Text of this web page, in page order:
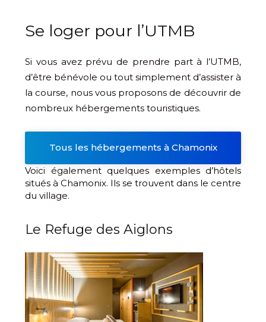
Se loger pour l’UTMB
Si vous avez prévu de prendre part à l’UTMB,
d’être bénévole ou tout simplement d’assister à
la course, nous vous proposons de découvrir de
nombreux hébergements touristiques.
Tous les hébergements à Chamonix
Voici également quelques exemples d’hôtels
situés à Chamonix. Ils se trouvent dans le centre
du village.
Le Refuge des Aiglons